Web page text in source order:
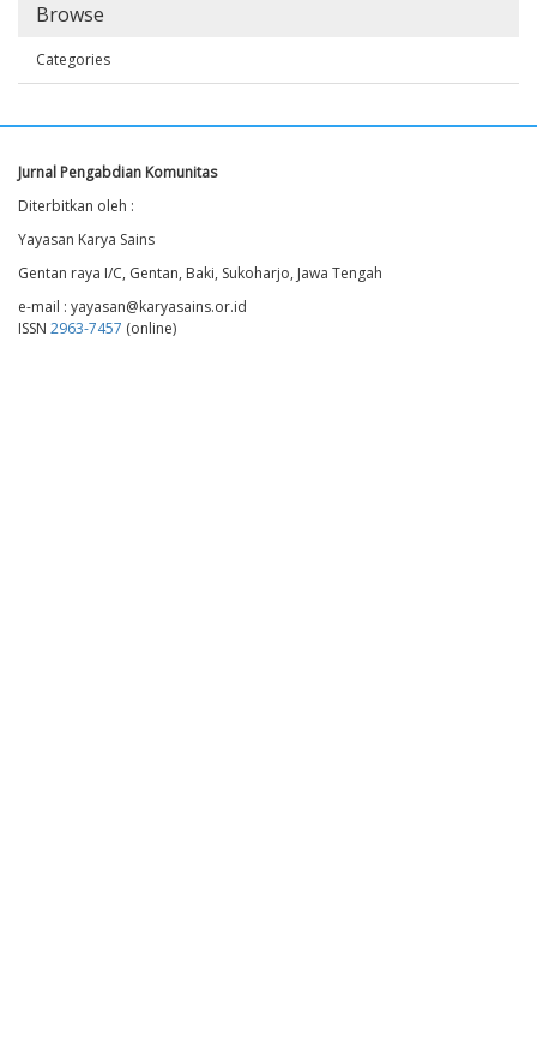
Browse
Categories
Jurnal Pengabdian Komunitas
Diterbitkan oleh :
Yayasan Karya Sains
Gentan raya I/C, Gentan, Baki, Sukoharjo, Jawa Tengah
e-mail : yayasan@karyasains.or.id
ISSN 2963-7457 (online)